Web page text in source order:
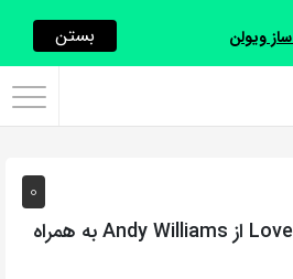
0
آهنگ انگلیسی Love Story از Andy Williams به همراه
ویولن بستن